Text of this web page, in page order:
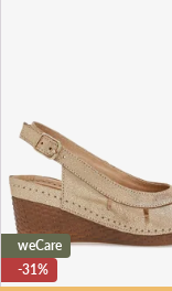
weCare
-31%